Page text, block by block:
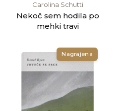
Carolina Schutti
Nekoč sem hodila po
mehki travi
Nagrajena